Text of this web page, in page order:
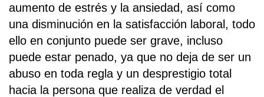
aumento de estrés y la ansiedad, así como
una disminución en la satisfacción laboral, todo
ello en conjunto puede ser grave, incluso
puede estar penado, ya que no deja de ser un
abuso en toda regla y un desprestigio total
hacia la persona que realiza de verdad el